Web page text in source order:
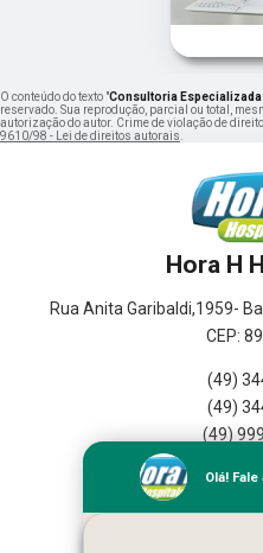
O conteúdo do texto "Consultoria
reservado. Sua reprodução, parcial ou total,
autorização do autor. Crime de violação de
9610/98 - Lei de direitos autorais.
Hora H
Rua Anita Garibaldi,1959-
CEP:
(49)
(49)
(49)
Home
Olá!